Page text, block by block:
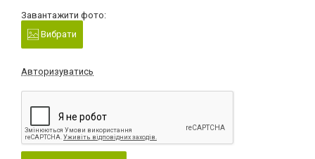
Завантажити фото:
Вибрати
Авторизуватись